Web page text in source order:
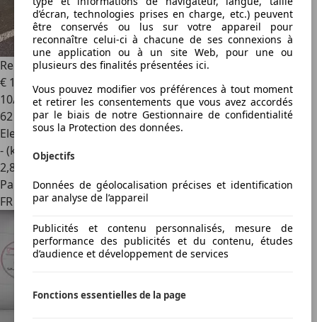
Renault Megane E-TechMegane E-Tech 60 kWh Evolution
€ 18 500
10/2022
62 890 km
Electrique
- (kWh/100 km)
2,8
Particulier
FR 68600
d’écran, technologies prises en charge, etc.) peuvent
être conservés ou lus sur votre appareil pour
reconnaître celui-ci à chacune de ses connexions à
une application ou à un site Web, pour une ou
plusieurs des finalités présentées ici.
Vous pouvez modifier vos préférences à tout moment
et retirer les consentements que vous avez accordés
par le biais de notre Gestionnaire de confidentialité
sous la Protection des données.
Objectifs
Données de géolocalisation précises et identification
par analyse de l’appareil
Publicités et contenu personnalisés, mesure de
performance des publicités et du contenu, études
d’audience et développement de services
Fonctions essentielles de la page